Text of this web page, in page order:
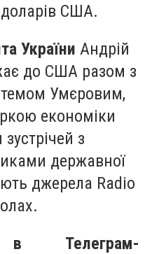
США.
України Андрій
до США разом з
Умєровим,
економіки
з
державної
джерела Radio
Телеграм-